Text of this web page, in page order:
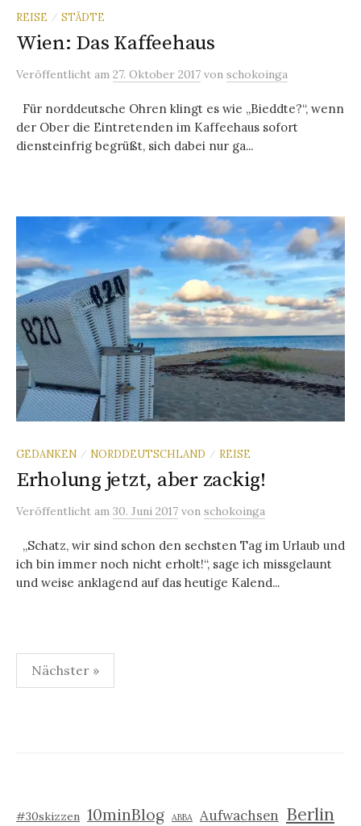
REISE / STÄDTE
Wien: Das Kaffeehaus
Veröffentlicht am 27. Oktober 2017 von schokoinga
Für norddeutsche Ohren klingt es wie „Bieddte?“, wenn
der Ober die Eintretenden im Kaffeehaus sofort
diensteinfrig begrüßt, sich dabei nur ga...
GEDANKEN / NORDDEUTSCHLAND / REISE
Erholung jetzt, aber zackig!
Veröffentlicht am 30. Juni 2017 von schokoinga
„Schatz, wir sind schon den sechsten Tag im Urlaub und
ich bin immer noch nicht erholt!“, sage ich missgelaunt
und weise anklagend auf das heutige Kalend...
Seitennummerierung
der
Nächster »
#30skizzen 10minBlog ABBA Aufwachsen Berlin